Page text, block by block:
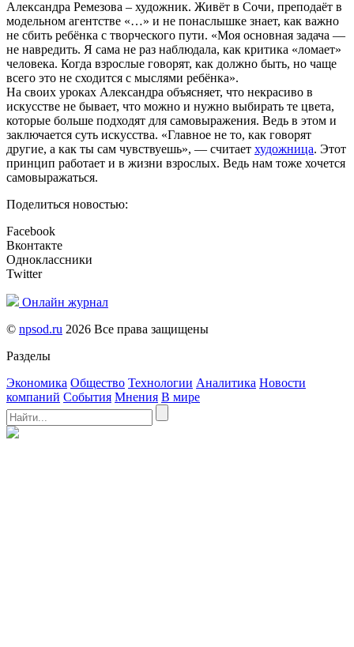
Александра Ремезова – художник. Живёт в Сочи, преподаёт в
модельном агентстве «…» и не понаслышке знает, как важно
не сбить ребёнка с творческого пути. «Моя основная задача —
не навредить. Я сама не раз наблюдала, как критика «ломает»
человека. Когда взрослые говорят, как должно быть, но чаще
всего это не сходится с мыслями ребёнка».
На своих уроках Александра объясняет, что некрасиво в
искусстве не бывает, что можно и нужно выбирать те цвета,
которые больше подходят для самовыражения. Ведь в этом и
заключается суть искусства. «Главное не то, как говорят
другие, а как ты сам чувствуешь», — считает художница. Этот
принцип работает и в жизни взрослых. Ведь нам тоже хочется
самовыражаться.
Поделиться новостью:
Facebook
Вконтакте
Одноклассники
Twitter
Онлайн журнал
© npsod.ru 2026 Все права защищены
Разделы
Экономика Общество Технологии Аналитика Новости
компаний События Мнения В мире